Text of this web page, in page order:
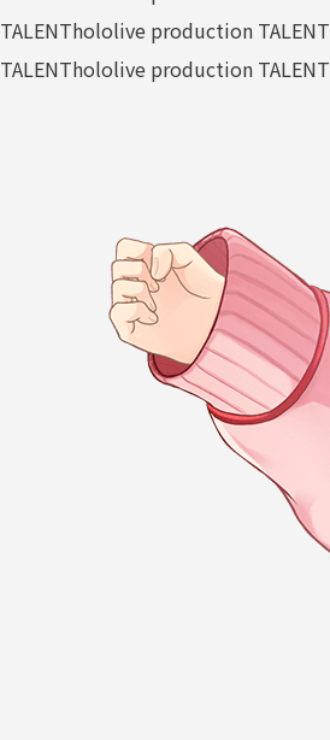
TALENThololive production TALENT
TALENThololive production TALENT